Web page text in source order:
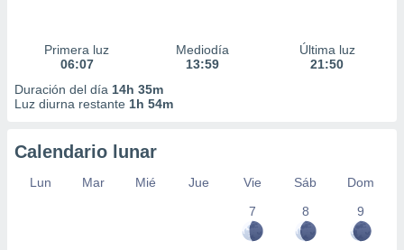
Primera luz
06:07
Mediodía
13:59
Última luz
21:50
Duración del día 14h 35m
Luz diurna restante 1h 54m
Calendario lunar
Lun Mar Mié Jue Vie Sáb
Dom
7
8 9